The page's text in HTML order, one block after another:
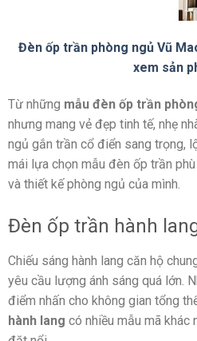
Đèn ốp trần phòng ngủ Vũ
xem sản
Từ những mẫu đèn ốp trần
nhưng mang vẻ đẹp tinh tế, nhẹ
ngủ gắn trần cổ điển sang trọng,
mái lựa chọn mẫu đèn ốp trần
và thiết kế phòng ngủ của mình.
Đèn ốp trần hành
Chiếu sáng hành lang căn hộ
yêu cầu lượng ánh sáng quá lớn.
điểm nhấn cho không gian tổng
hành lang có nhiều mẫu mã khác